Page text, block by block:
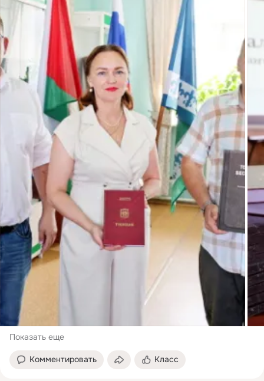
Показать еще
Комментировать Класс